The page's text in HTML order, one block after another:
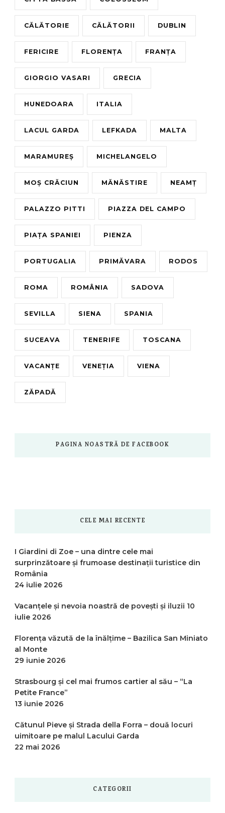
CĂLĂTORIE CĂLĂTORII DUBLIN
FERICIRE FLORENȚA FRANȚA
GIORGIO VASARI GRECIA
HUNEDOARA ITALIA
LACUL GARDA LEFKADA MALTA
MARAMUREȘ MICHELANGELO
MOȘ CRĂCIUN MĂNĂSTIRE NEAMȚ
PALAZZO PITTI PIAZZA DEL CAMPO
PIAȚA SPANIEI PIENZA
PORTUGALIA PRIMĂVARA RODOS
ROMA ROMÂNIA SADOVA
SEVILLA SIENA SPANIA
SUCEAVA TENERIFE TOSCANA
VACANȚE VENEȚIA VIENA
ZĂPADĂ
PAGINA NOASTRĂ DE FACEBOOK
CELE MAI RECENTE
I Giardini di Zoe – una dintre cele mai
surprinzătoare și frumoase destinații turistice din
România
24 iulie 2026
Vacanțele și nevoia noastră de povești și iluzii 10
iulie 2026
Florența văzută de la înălțime – Bazilica San Miniato
al Monte
29 iunie 2026
Strasbourg și cel mai frumos cartier al său – “La
Petite France”
13 iunie 2026
Cătunul Pieve și Strada della Forra – două locuri
uimitoare pe malul Lacului Garda
22 mai 2026
CATEGORII